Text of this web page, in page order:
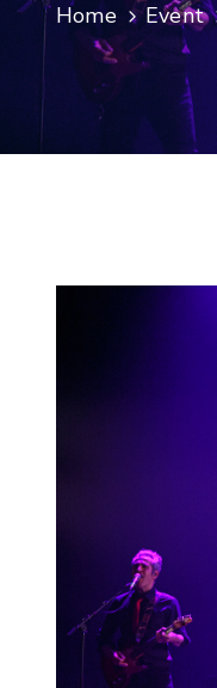
Home Event